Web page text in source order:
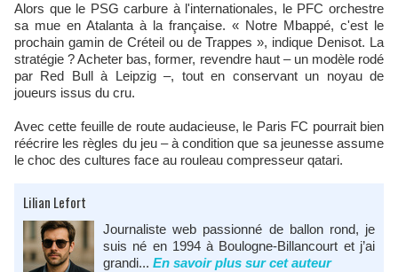
Alors que le PSG carbure à l'internationales, le PFC orchestre
sa mue en Atalanta à la française. « Notre Mbappé, c'est le
prochain gamin de Créteil ou de Trappes », indique Denisot. La
stratégie ? Acheter bas, former, revendre haut – un modèle rodé
par Red Bull à Leipzig –, tout en conservant un noyau de
joueurs issus du cru.
Avec cette feuille de route audacieuse, le Paris FC pourrait bien
réécrire les règles du jeu – à condition que sa jeunesse assume
le choc des cultures face au rouleau compresseur qatari.
Lilian Lefort
Journaliste web passionné de ballon rond, je
suis né en 1994 à Boulogne-Billancourt et j’ai
grandi... En savoir plus sur cet auteur